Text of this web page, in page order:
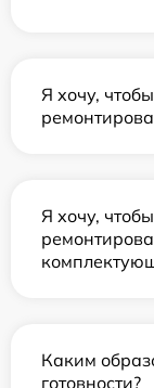
Я хочу,
Я хочу,
Каким
готовности?